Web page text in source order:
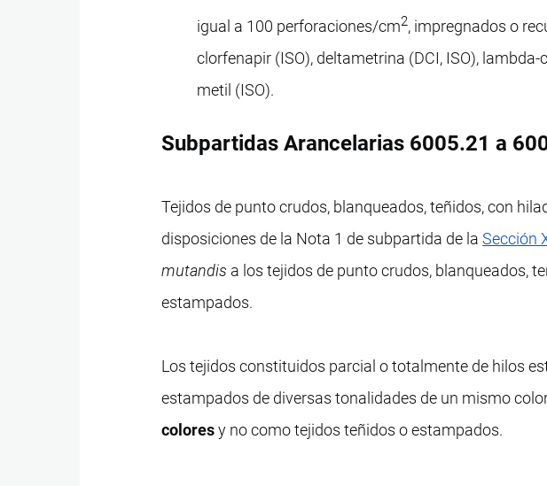
igual a 100 perforaciones/cm2, impregnados o
clorfenapir (ISO), deltametrina (DCI, ISO),
metil (ISO).
Subpartidas Arancelarias 6005.21 a
Tejidos de punto crudos, blanqueados, teñidos, con
disposiciones de la Nota 1 de subpartida de laSección
mutandis a los tejidos de punto crudos, blanqueados,
estampados.
Los tejidos constituidos parcial o totalmente de hilos
estampados de diversas tonalidades de un mismo
coloresy no como tejidos teñidos o estampados.